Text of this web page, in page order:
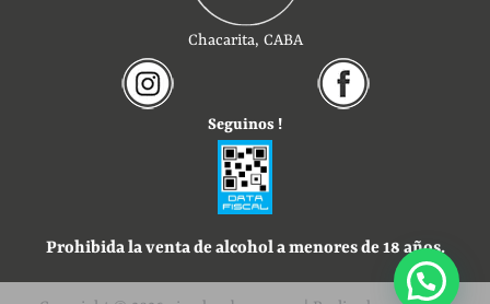
Chacarita, CABA
Seguinos !
Prohibida la venta de alcohol a menores de 18 años.